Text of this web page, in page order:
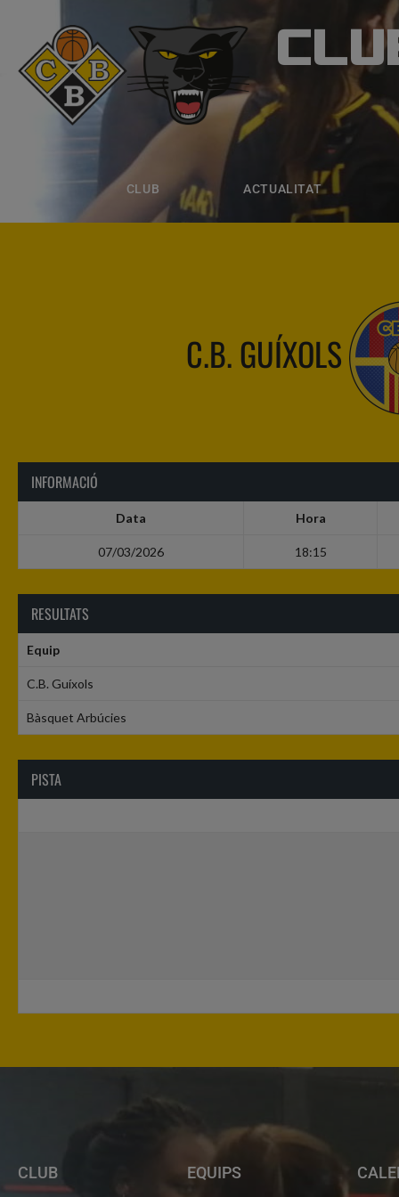
CLUB ACTUALITAT
CLUB
ACTUALITAT
C.B. GUÍXOLS
INFORMACIÓ
Data Hora
07/03/2026 18:15
RESULTATS
Equip
C.B. Guíxols
Bàsquet Arbúcies
PISTA
CLUB EQUIPS